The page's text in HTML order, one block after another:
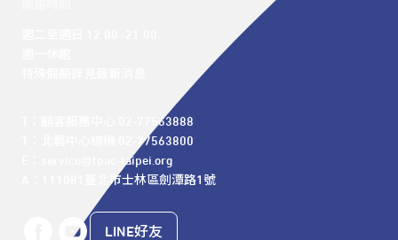
T：顧客服務中心 02-77563888
T：北藝中心總機 02-77563800
E：service@tpac-taipei.org
A：111081臺北市士林區劍潭路1號
LINE好友